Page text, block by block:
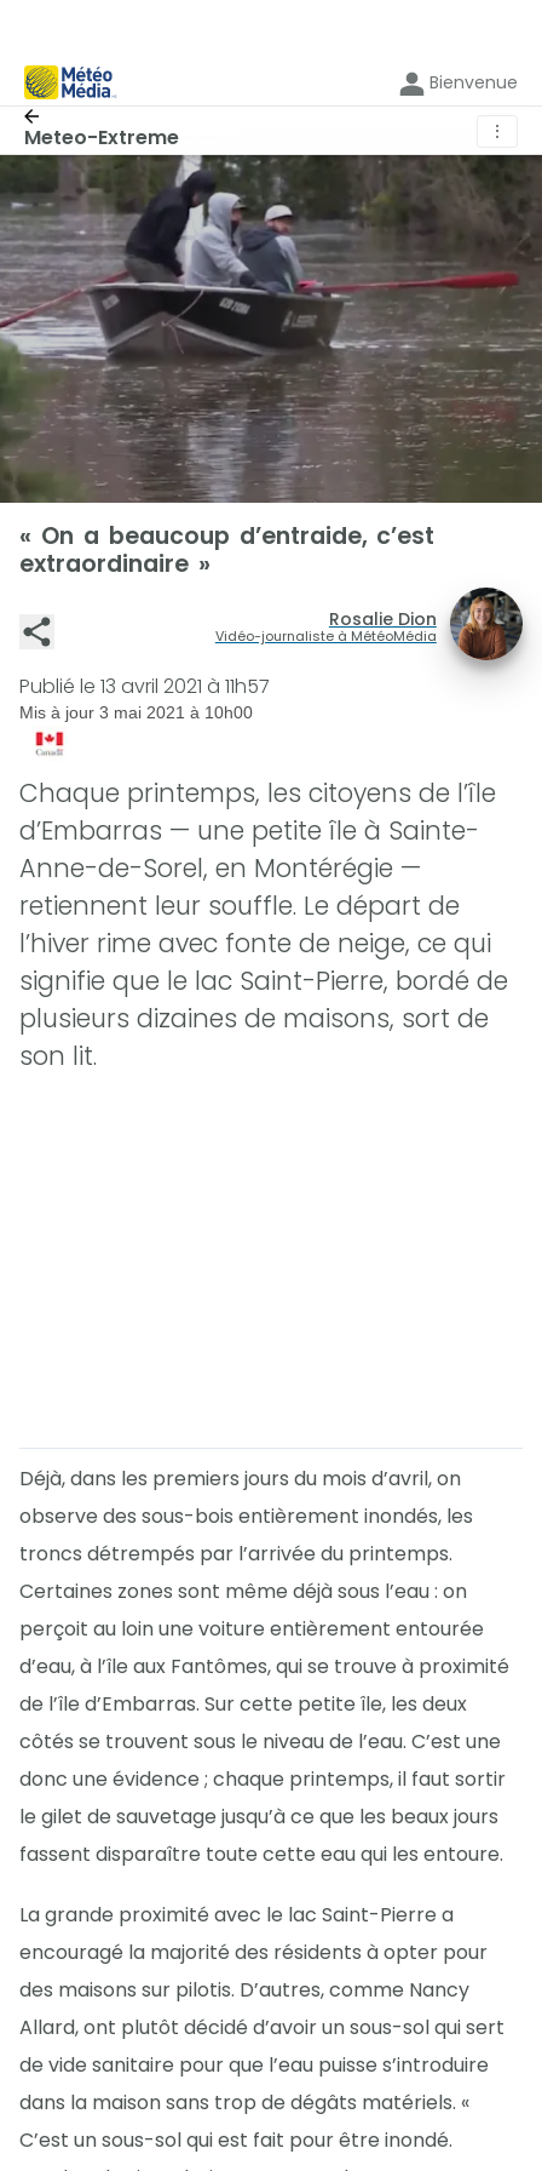
Bienvenue
Meteo-Extreme ⋮
« On a beaucoup d’entraide, c’est
extraordinaire »
Rosalie Dion
Vidéo-journaliste à MétéoMédia
Publié le 13 avril 2021 à 11h57
Mis à jour 3 mai 2021 à 10h00
Chaque printemps, les citoyens de l’île
d’Embarras — une petite île à Sainte-
Anne-de-Sorel, en Montérégie —
retiennent leur souffle. Le départ de
l’hiver rime avec fonte de neige, ce qui
signifie que le lac Saint-Pierre, bordé de
plusieurs dizaines de maisons, sort de
son lit.
Déjà, dans les premiers jours du mois d’avril, on
observe des sous-bois entièrement inondés, les
troncs détrempés par l’arrivée du printemps.
Certaines zones sont même déjà sous l’eau : on
perçoit au loin une voiture entièrement entourée
d’eau, à l’île aux Fantômes, qui se trouve à proximité
de l’île d’Embarras. Sur cette petite île, les deux
côtés se trouvent sous le niveau de l’eau. C’est une
donc une évidence ; chaque printemps, il faut sortir
le gilet de sauvetage jusqu’à ce que les beaux jours
fassent disparaître toute cette eau qui les entoure.
La grande proximité avec le lac Saint-Pierre a
encouragé la majorité des résidents à opter pour
des maisons sur pilotis. D’autres, comme Nancy
Allard, ont plutôt décidé d’avoir un sous-sol qui sert
de vide sanitaire pour que l’eau puisse s’introduire
dans la maison sans trop de dégâts matériels. «
C’est un sous-sol qui est fait pour être inondé.